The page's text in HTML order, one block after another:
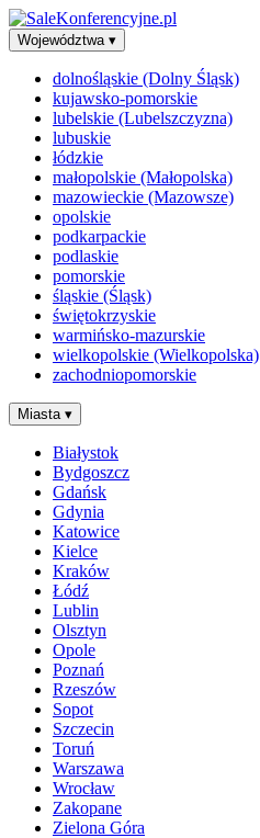
Województwa ▾
dolnośląskie (Dolny Śląsk)
kujawsko-pomorskie
lubelskie (Lubelszczyzna)
lubuskie
łódzkie
małopolskie (Małopolska)
mazowieckie (Mazowsze)
opolskie
podkarpackie
podlaskie
pomorskie
śląskie (Śląsk)
świętokrzyskie
warmińsko-mazurskie
wielkopolskie (Wielkopolska)
zachodniopomorskie
Miasta ▾
Białystok
Bydgoszcz
Gdańsk
Gdynia
Katowice
Kielce
Kraków
Łódź
Lublin
Olsztyn
Opole
Poznań
Rzeszów
Sopot
Szczecin
Toruń
Warszawa
Wrocław
Zakopane
Zielona Góra